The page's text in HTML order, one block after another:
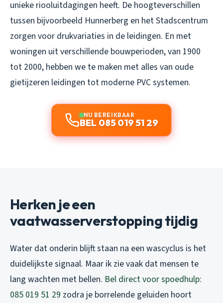
unieke riooluitdagingen heeft. De hoogteverschillen
tussen bijvoorbeeld Hunnerberg en het Stadscentrum
zorgen voor drukvariaties in de leidingen. En met
woningen uit verschillende bouwperioden, van 1900
tot 2000, hebben we te maken met alles van oude
gietijzeren leidingen tot moderne PVC systemen.
NU BEREIKBAAR
BEL 085 019 51 29
Herken je een
vaatwasserverstopping tijdig
Water dat onderin blijft staan na een wascyclus is het
duidelijkste signaal. Maar ik zie vaak dat mensen te
lang wachten met bellen. Bel direct voor spoedhulp:
085 019 51 29 zodra je borrelende geluiden hoort